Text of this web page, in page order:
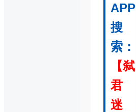
APP
搜
索：
【弑
君
迷